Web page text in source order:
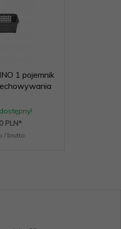
1 pojemnik
PLN*
/ brutto